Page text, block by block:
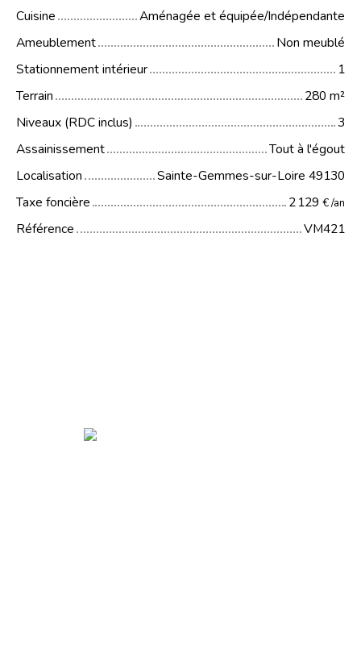
Cuisine
Aménagée et équipée/Indépendante
Ameublement
Non meublé
Stationnement intérieur
1
Terrain
280 m²
Niveaux (RDC inclus)
3
Assainissement
Tout à l'égout
Localisation
Sainte-Gemmes-sur-Loire 49130
Taxe foncière
2 129 € /an
Référence VM421